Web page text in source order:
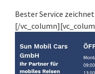
Bester Service
[/